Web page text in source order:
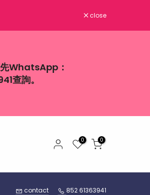
close
WhatsApp：
查詢。
0 0
contact 852 61363941